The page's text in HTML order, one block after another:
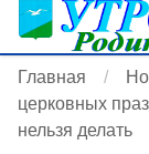
Главная
церковных
нельзя делать